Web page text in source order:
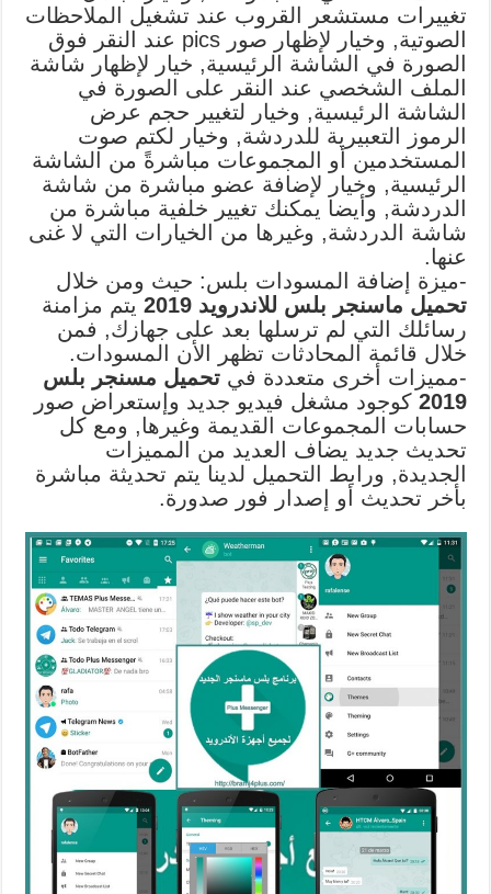
تغييرات مستشعر القروب عند تشغيل الملاحظات
الصوتية, وخيار لإظهار صور pics عند النقر فوق
الصورة في الشاشة الرئيسية, خيار لإظهار شاشة
الملف الشخصي عند النقر على الصورة في
الشاشة الرئيسية, وخيار لتغيير حجم عرض
الرموز التعبيرية للدردشة, وخيار لكتم صوت
المستخدمين أو المجموعات مباشرةً من الشاشة
الرئيسية, وخيار لإضافة عضو مباشرة من شاشة
الدردشة, وأيضا يمكنك تغيير خلفية مباشرة من
شاشة الدردشة, وغيرها من الخيارات التي لا غنى
عنها.
-ميزة إضافة المسودات بلس: حيث ومن خلال
تحميل ماسنجر بلس للاندرويد 2019
يتم مزامنة
رسائلك التي لم ترسلها بعد على جهازك, فمن
خلال قائمة المحادثات تظهر الأن المسودات.
-مميزات أخرى متعددة فيتحميل مسنجر بلس
2019 كوجود مشغل فيديو جديد وإستعراض صور
حسابات المجموعات القديمة وغيرها, ومع كل
تحديث جديد يضاف العديد من المميزات
الجديدة, ورابط التحميل لدينا يتم تحديثة مباشرة
بأخر تحديث أو إصدار فور صدورة.